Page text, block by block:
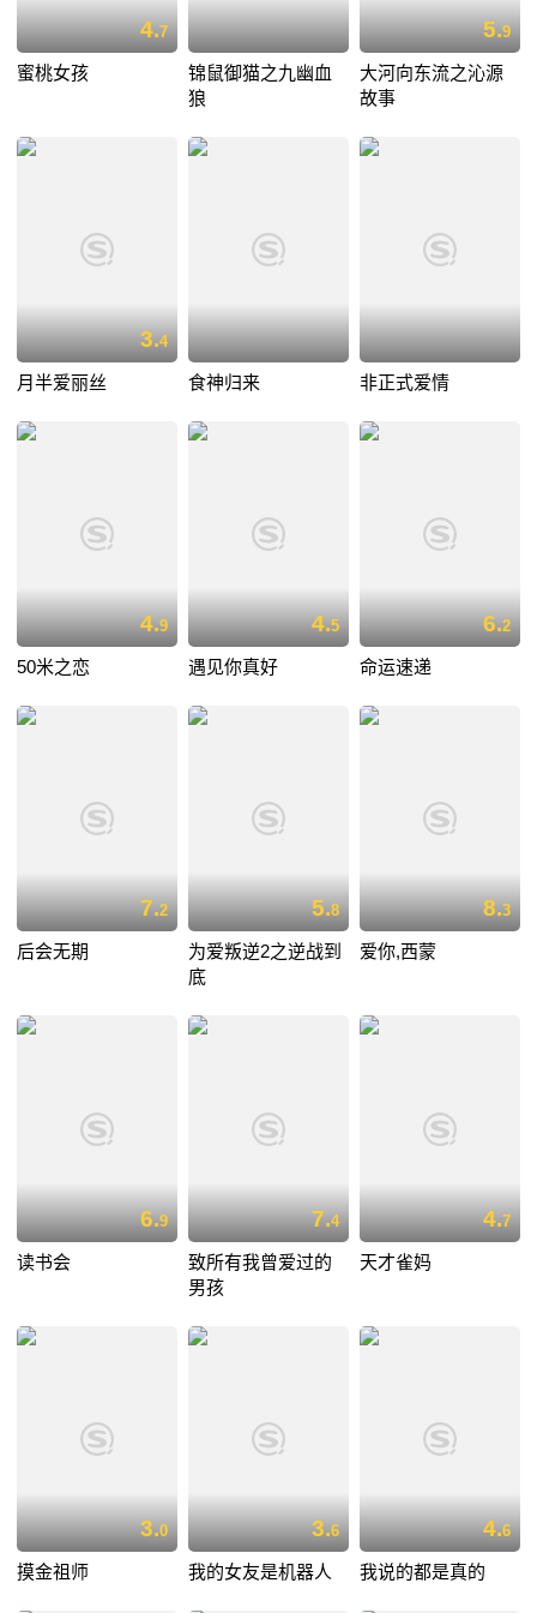
4.7
蜜桃女孩
锦鼠御猫之九幽血
狼
5.9
大河向东流之沁源
故事
3.4
月半爱丽丝 食神归来 非正式爱情
4.9
50米之恋
4.5
遇见你真好
6.2
命运速递
7.2
后会无期
5.8
为爱叛逆2之逆战到
底
8.3
爱你,西蒙
6.9
读书会
7.4
致所有我曾爱过的
男孩
4.7
天才雀妈
3.0
摸金祖师
3.6
我的女友是机器人
4.6
我说的都是真的